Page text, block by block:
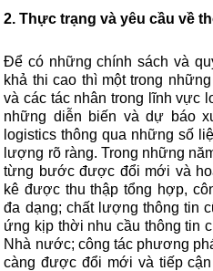
2. Thực trạng và yêu cầu về
Để có những chính sách và
khả thi cao thì một trong
và các tác nhân trong lĩnh vực
những diễn biến và dự báo
logistics thông qua những số
lượng rõ ràng. Trong những
từng bước được đổi mới và
kê được thu thập tổng hợp,
đa dạng; chất lượng thông tin
ứng kịp thời nhu cầu thông tin
Nhà nước; công tác phương
càng được đổi mới và tiếp